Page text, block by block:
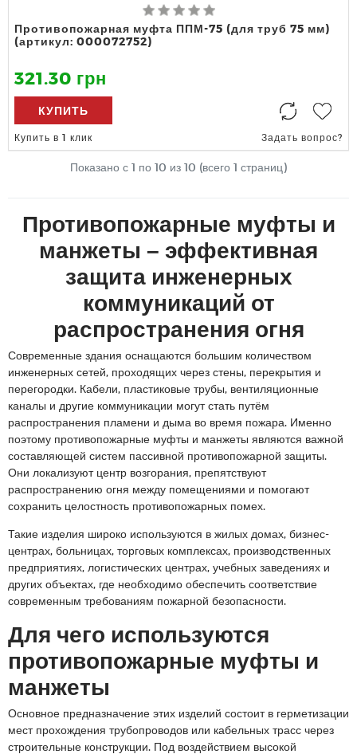
Противопожарная муфта ППМ-75 (для труб 75 мм)
(артикул: 000072752)
321.30 грн
КУПИТЬ
Купить в 1 клик Задать вопрос?
Показано с 1 по 10 из 10 (всего 1 страниц)
Противопожарные муфты и
манжеты – эффективная
защита инженерных
коммуникаций от
распространения огня
Современные здания оснащаются большим количеством
инженерных сетей, проходящих через стены, перекрытия и
перегородки. Кабели, пластиковые трубы, вентиляционные
каналы и другие коммуникации могут стать путём
распространения пламени и дыма во время пожара. Именно
поэтому противопожарные муфты и манжеты являются важной
составляющей систем пассивной противопожарной защиты.
Они локализуют центр возгорания, препятствуют
распространению огня между помещениями и помогают
сохранить целостность противопожарных помех.
Такие изделия широко используются в жилых домах, бизнес-
центрах, больницах, торговых комплексах, производственных
предприятиях, логистических центрах, учебных заведениях и
других объектах, где необходимо обеспечить соответствие
современным требованиям пожарной безопасности.
Для чего используются
противопожарные муфты и
манжеты
Основное предназначение этих изделий состоит в герметизации
мест прохождения трубопроводов или кабельных трасс через
строительные конструкции. Под воздействием высокой